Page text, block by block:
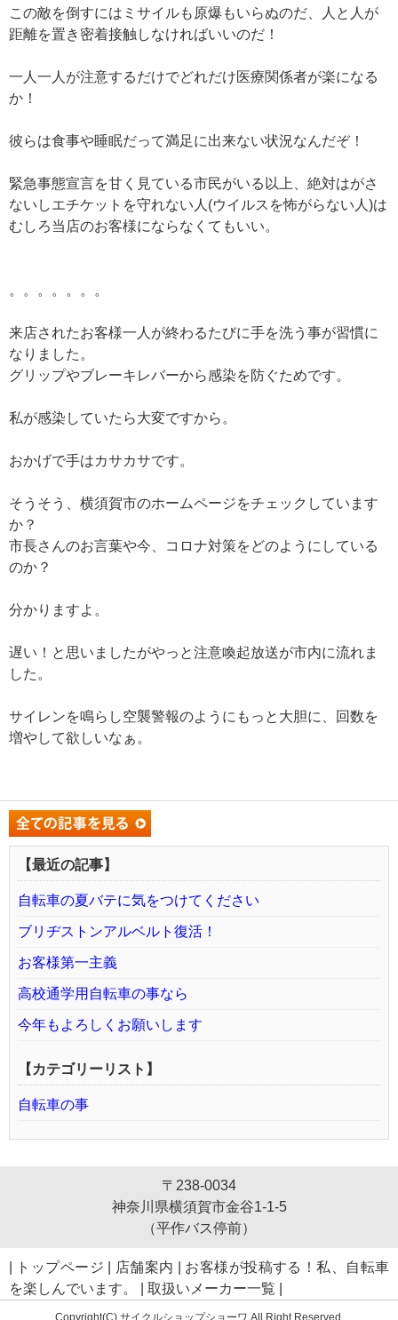
この敵を倒すにはミサイルも原爆もいらぬのだ、人と人が
距離を置き密着接触しなければいいのだ！
一人一人が注意するだけでどれだけ医療関係者が楽になる
か！
彼らは食事や睡眠だって満足に出来ない状況なんだぞ！
緊急事態宣言を甘く見ている市民がいる以上、絶対はがさ
ないしエチケットを守れない人(ウイルスを怖がらない人)は
むしろ当店のお客様にならなくてもいい。
。。。。。。。
来店されたお客様一人が終わるたびに手を洗う事が習慣に
なりました。
グリップやブレーキレバーから感染を防ぐためです。
私が感染していたら大変ですから。
おかげで手はカサカサです。
そうそう、横須賀市のホームページをチェックしています
か？
市長さんのお言葉や今、コロナ対策をどのようにしている
のか？
分かりますよ。
遅い！と思いましたがやっと注意喚起放送が市内に流れま
した。
サイレンを鳴らし空襲警報のようにもっと大胆に、回数を
増やして欲しいなぁ。
【最近の記事】
自転車の夏バテに気をつけてください
ブリヂストンアルベルト復活！
お客様第一主義
高校通学用自転車の事なら
今年もよろしくお願いします
【カテゴリーリスト】
自転車の事
〒238-0034
神奈川県横須賀市金谷1-1-5
（平作バス停前）
トップページ 店舗案内
お客様が投稿する！私、自転車
を楽しんでいます。
取扱いメーカー一覧
Copyright(C) サイクルショップショーワ All Right Reserved.